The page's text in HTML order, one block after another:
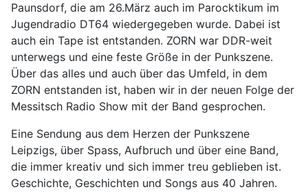
Paunsdorf, die am 26.März auch im Parocktikum im
Jugendradio DT64 wiedergegeben wurde. Dabei ist
auch ein Tape ist entstanden. ZORN war DDR-weit
unterwegs und eine feste Größe in der Punkszene.
Über das alles und auch über das Umfeld, in dem
ZORN entstanden ist, haben wir in der neuen Folge der
Messitsch Radio Show mit der Band gesprochen.
Eine Sendung aus dem Herzen der Punkszene
Leipzigs, über Spass, Aufbruch und über eine Band,
die immer kreativ und sich immer treu geblieben ist.
Geschichte, Geschichten und Songs aus 40 Jahren.